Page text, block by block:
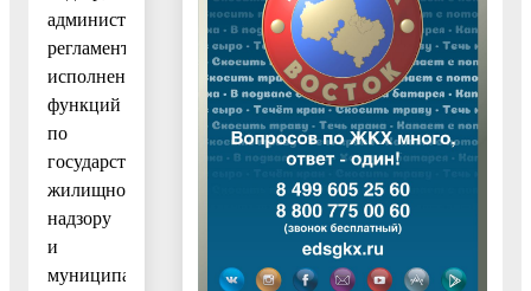
административных
регламентов
исполнения
функций
по
государственному
жилищному
надзору
и
муниципальному